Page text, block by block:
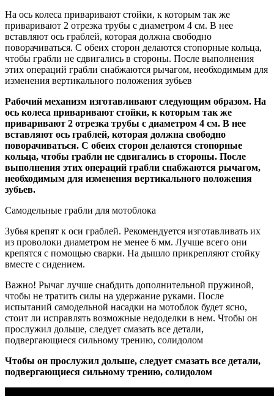
На ось колеса приваривают стойки, к которым так же
приваривают 2 отрезка трубы с диаметром 4 см. В нее
вставляют ось граблей, которая должна свободно
поворачиваться. С обеих сторон делаются стопорные кольца,
чтобы грабли не сдвигались в стороны. После выполнения
этих операций грабли снабжаются рычагом, необходимым для
изменения вертикального положения зубьев
Рабочий механизм изготавливают следующим образом. На
ось колеса приваривают стойки, к которым так же
приваривают 2 отрезка трубы с диаметром 4 см. В нее
вставляют ось граблей, которая должна свободно
поворачиваться. С обеих сторон делаются стопорные
кольца, чтобы грабли не сдвигались в стороны. После
выполнения этих операций грабли снабжаются рычагом,
необходимым для изменения вертикального положения
зубьев.
Самодельные грабли для мотоблока
Зубья крепят к оси граблей. Рекомендуется изготавливать их
из проволоки диаметром не менее 6 мм. Лучше всего они
крепятся с помощью сварки. На дышло прикрепляют стойку
вместе с сидением.
Важно! Рычаг лучше снабдить дополнительной пружиной,
чтобы не тратить силы на удержание руками. После
испытаний самодельной насадки на мотоблок будет ясно,
стоит ли исправлять возможные недоделки в нем. Чтобы он
прослужил дольше, следует смазать все детали,
подвергающиеся сильному трению, солидолом
Чтобы он прослужил дольше, следует смазать все детали,
подвергающиеся сильному трению, солидолом